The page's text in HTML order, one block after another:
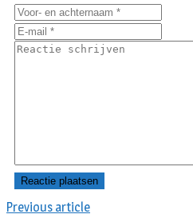
Previous article